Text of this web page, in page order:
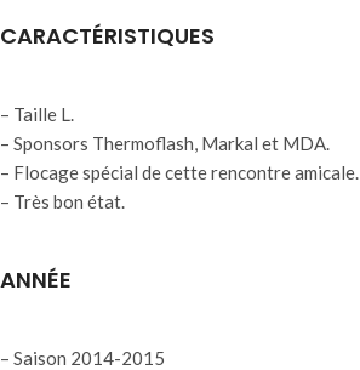
CARACTÉRISTIQUES
– Taille L.
– Sponsors Thermoflash, Markal et MDA.
– Flocage spécial de cette rencontre amicale.
– Très bon état.
ANNÉE
– Saison 2014-2015